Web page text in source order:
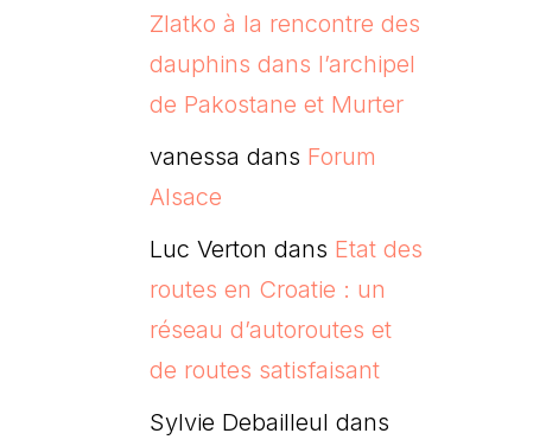
Zlatko à la rencontre des
dauphins dans l’archipel
de Pakostane et Murter
vanessa dans Forum
Alsace
Luc Verton dans Etat des
routes en Croatie : un
réseau d’autoroutes et
de routes satisfaisant
Sylvie Debailleul dans